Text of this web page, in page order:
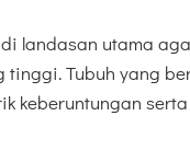
landasan utama
Tubuh yang
keberuntungan